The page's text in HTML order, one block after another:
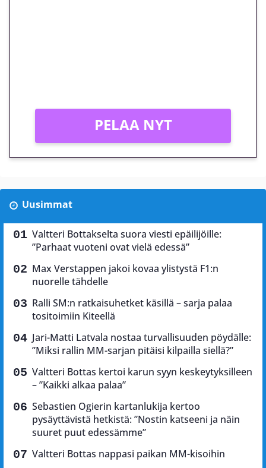
PELAA NYT
Uusimmat
Valtteri Bottakselta suora viesti epäilijöille:
”Parhaat vuoteni ovat vielä edessä”
Max Verstappen jakoi kovaa ylistystä F1:n
nuorelle tähdelle
Ralli SM:n ratkaisuhetket käsillä – sarja palaa
tositoimiin Kiteellä
Jari-Matti Latvala nostaa turvallisuuden pöydälle:
”Miksi rallin MM-sarjan pitäisi kilpailla siellä?”
Valtteri Bottas kertoi karun syyn keskeytyksilleen
– ”Kaikki alkaa palaa”
Sebastien Ogierin kartanlukija kertoo
pysäyttävistä hetkistä: ”Nostin katseeni ja näin
suuret puut edessämme”
Valtteri Bottas nappasi paikan MM-kisoihin